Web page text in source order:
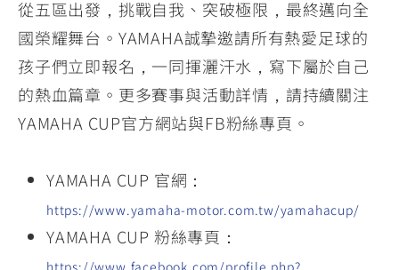
從五區出發，挑戰自我、突破極限，最終邁向全
國榮耀舞台。YAMAHA誠摯邀請所有熱愛足球的
孩子們立即報名，一同揮灑汗水，寫下屬於自己
的熱血篇章。更多賽事與活動詳情，請持續關注
YAMAHA CUP官方網站與FB粉絲專頁。
YAMAHA CUP 官網：
https://www.yamaha-motor.com.tw/yamahacup/
YAMAHA CUP 粉絲專頁：
https://www.facebook.com/profile.php?